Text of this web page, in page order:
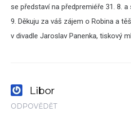
se představí na předpremiéře 31. 8.
9. Děkuju za váš zájem o Robina a
v divadle Jaroslav Panenka, tiskový
Libor
ODPOVĚDĚT